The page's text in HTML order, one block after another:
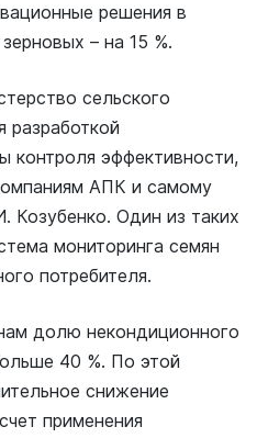
решения в
– на 15 %.
сельского
разработкой
контроля эффективности,
АПК и самому
Козубенко. Один из таких
мониторинга семян
потребителя.
долю некондиционного
40 %. По этой
снижение
применения